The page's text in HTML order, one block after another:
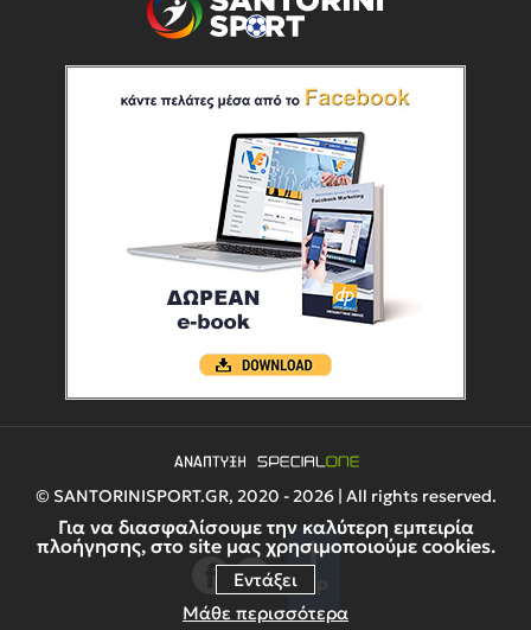
Για να διασφαλίσουμε την καλύτερη εμπειρία
πλοήγησης, στο site μας χρησιμοποιούμε cookies.
Εντάξει
Μάθε περισσότερα
© SANTORINISPORT.GR, 2020 - 2026 | All rights reserved.
UP